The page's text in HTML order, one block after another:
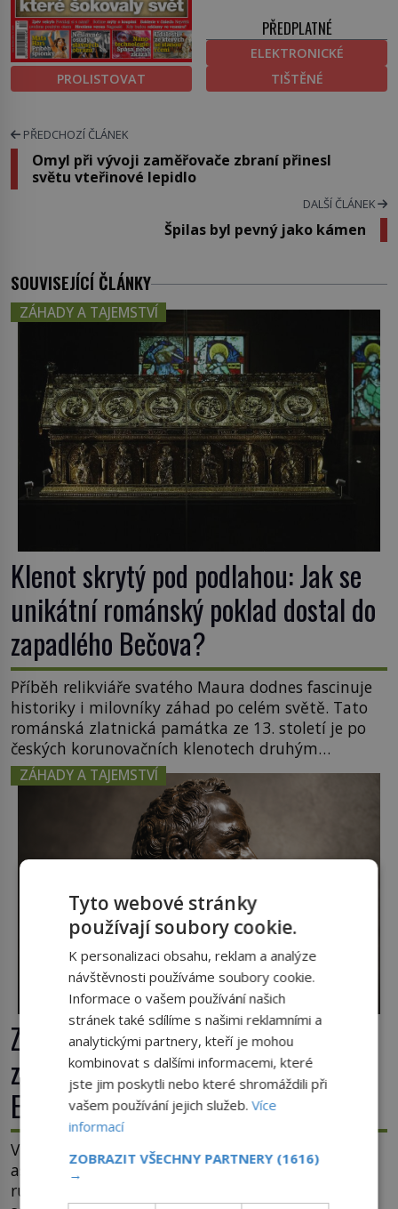
PROLISTOVAT
PŘEDPLATNÉ
ELEKTRONICKÉ
TIŠTĚNÉ
PŘEDCHOZÍ ČLÁNEK
Omyl při vývoji zaměřovače zbraní přinesl
světu vteřinové lepidlo
DALŠÍ ČLÁNEK
Špilas byl pevný jako kámen
SOUVISEJÍCÍ ČLÁNKY
ZÁHADY A TAJEMSTVÍ
Klenot skrytý pod podlahou: Jak se
unikátní románský poklad dostal do
zapadlého Bečova?
Příběh relikviáře svatého Maura dodnes fascinuje
historiky i milovníky záhad po celém světě. Tato
románská zlatnická památka ze 13. století je po
českých korunovačních klenotech druhým
nejcennějším movitým majetkem v České
republice. Přestože byl klenot v roce 1985 po
dramatickém pátrání kriminalistů úspěšně
nalezen, jeho minulost stále obestírá hustá mlha.
Otázky, jak přesně se tato […]
ZÁHADY A TAJEMSTVÍ
Ztracené knihy Rudolfa II.: Kam
zmizela nejzáhadnější knihovna
Evropy?
V komnatách Pražského hradu se třpytí křišťály,
astronomické přístroje i podivné alchymistické
rukopisy. Císař Rudolf II. shromažďuje vše, co
Tyto webové stránky
používají soubory cookie.
K personalizaci obsahu, reklam a analýze
návštěvnosti používáme soubory cookie.
Informace o vašem používání našich
stránek také sdílíme s našimi reklamními a
analytickými partnery, kteří je mohou
kombinovat s dalšími informacemi, které
jste jim poskytli nebo které shromáždili při
vašem používání jejich služeb.Více
informací
ZOBRAZIT VŠECHNY PARTNERY (1616)
→